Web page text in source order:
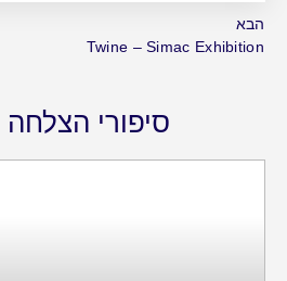
הבא
Twine – Simac Exhibition
סיפורי הצלחה